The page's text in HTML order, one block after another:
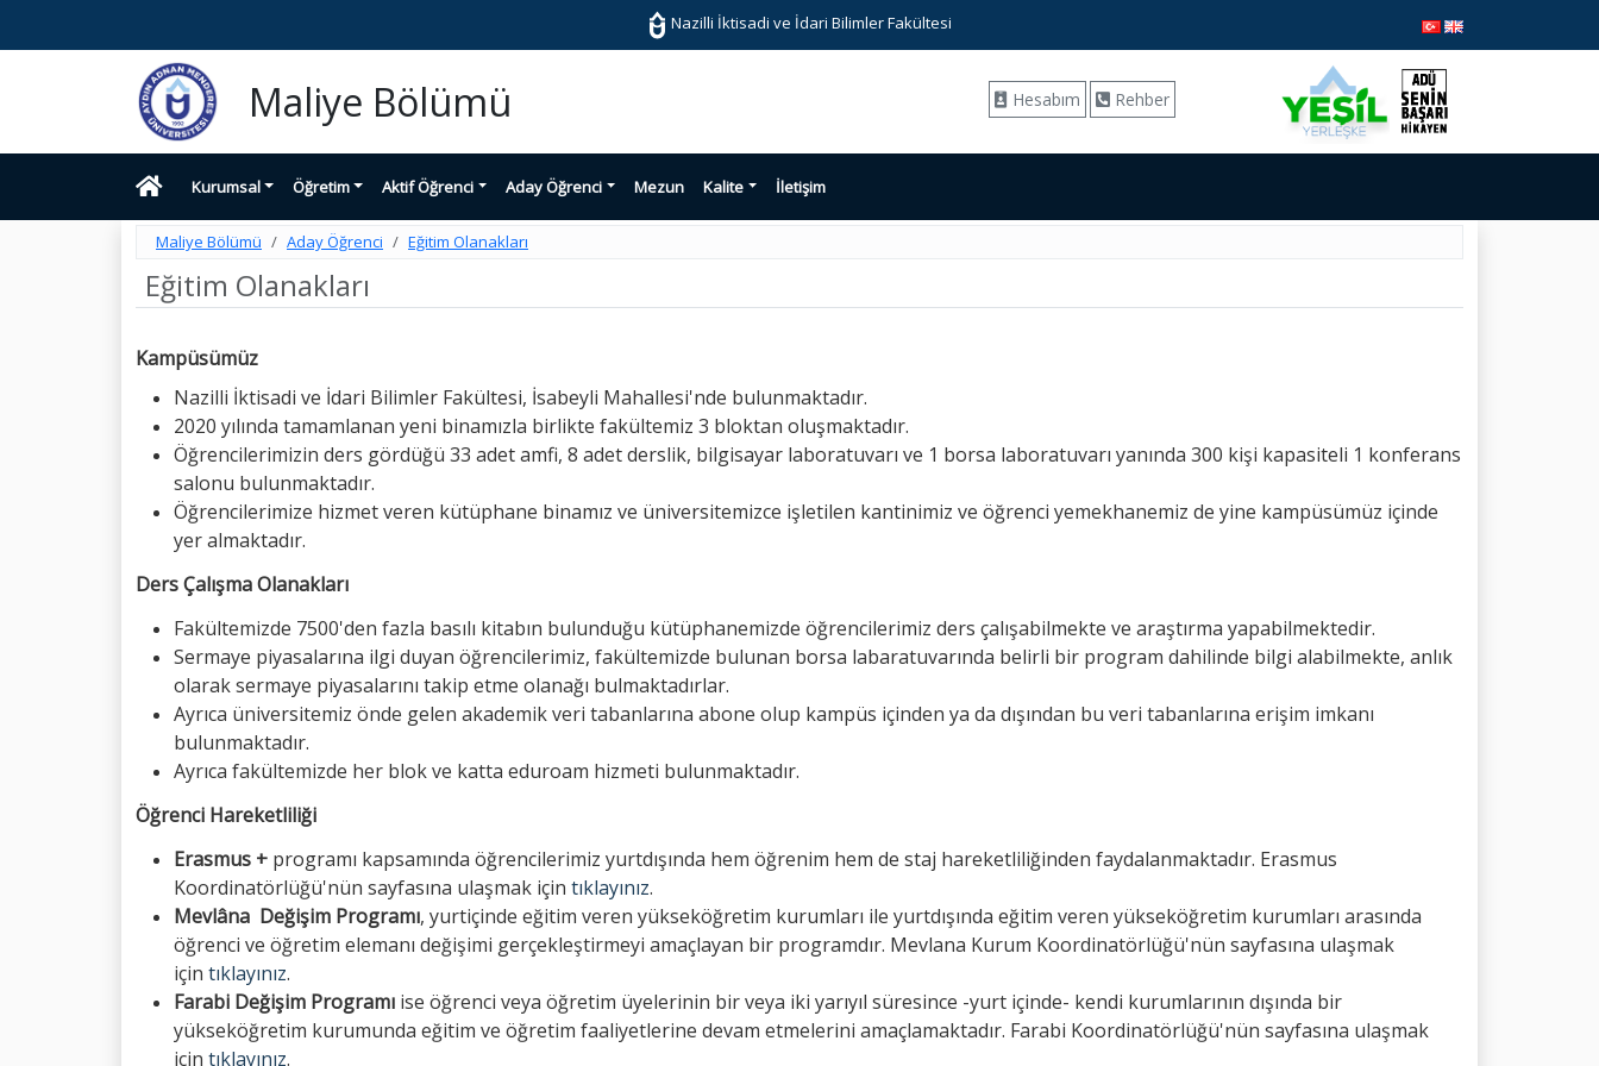
Nazilli İktisadi ve İdari Bilimler Fakültesi
Maliye Bölümü Hesabım Rehber
Kurumsal Öğretim Aktif Öğrenci Aday Öğrenci Mezun Kalite İletişim
Maliye Bölümü Aday Öğrenci Eğitim Olanakları
Eğitim Olanakları
Kampüsümüz
Nazilli İktisadi ve İdari Bilimler Fakültesi, İsabeyli Mahallesi'nde bulunmaktadır.
2020 yılında tamamlanan yeni binamızla birlikte fakültemiz 3 bloktan oluşmaktadır.
Öğrencilerimizin ders gördüğü 33 adet amfi, 8 adet derslik, bilgisayar laboratuvarı ve 1 borsa laboratuvarı yanında 300 kişi kapasiteli 1 konferans
salonu bulunmaktadır.
Öğrencilerimize hizmet veren kütüphane binamız ve üniversitemizce işletilen kantinimiz ve öğrenci yemekhanemiz de yine kampüsümüz içinde
yer almaktadır.
Ders Çalışma Olanakları
Fakültemizde 7500'den fazla basılı kitabın bulunduğu kütüphanemizde öğrencilerimiz ders çalışabilmekte ve araştırma yapabilmektedir.
Sermaye piyasalarına ilgi duyan öğrencilerimiz, fakültemizde bulunan borsa labaratuvarında belirli bir program dahilinde bilgi alabilmekte, anlık
olarak sermaye piyasalarını takip etme olanağı bulmaktadırlar.
Ayrıca üniversitemiz önde gelen akademik veri tabanlarına abone olup kampüs içinden ya da dışından bu veri tabanlarına erişim imkanı
bulunmaktadır.
Ayrıca fakültemizde her blok ve katta eduroam hizmeti bulunmaktadır.
Öğrenci Hareketliliği
Erasmus + programı kapsamında öğrencilerimiz yurtdışında hem öğrenim hem de staj hareketliliğinden faydalanmaktadır. Erasmus
Koordinatörlüğü'nün sayfasına ulaşmak için tıklayınız.
Mevlâna Değişim Programı, yurtiçinde eğitim veren yükseköğretim kurumları ile yurtdışında eğitim veren yükseköğretim kurumları arasında
öğrenci ve öğretim elemanı değişimi gerçekleştirmeyi amaçlayan bir programdır. Mevlana Kurum Koordinatörlüğü'nün sayfasına ulaşmak
için tıklayınız.
Farabi Değişim Programı ise öğrenci veya öğretim üyelerinin bir veya iki yarıyıl süresince -yurt içinde- kendi kurumlarının dışında bir
yükseköğretim kurumunda eğitim ve öğretim faaliyetlerine devam etmelerini amaçlamaktadır. Farabi Koordinatörlüğü'nün sayfasına ulaşmak
için tıklayınız.